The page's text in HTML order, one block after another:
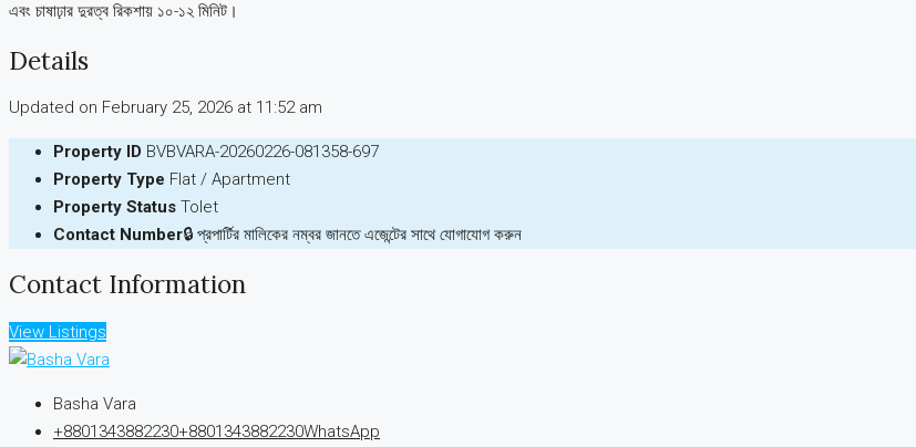
এবং চাষাঢ়ার দুরত্ব রিকশায় ১০-১২ মিনিট।
Details
Updated on February 25, 2026 at 11:52 am
Property ID BVBVARA-20260226-081358-697
Property Type Flat / Apartment
Property Status Tolet
Contact Number🔒 প্রপার্টির মালিকের নম্বর জানতে এজেন্টের সাথে যোগাযোগ করুন
Contact Information
View Listings
Basha Vara
+8801343882230+8801343882230WhatsApp